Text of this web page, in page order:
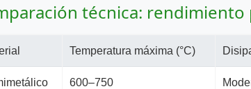
técnica:
Temperatura máxima (°C)
600–750